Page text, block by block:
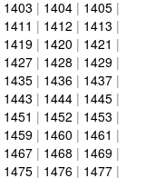
1403 | 1404 | 1405 |
1411 | 1412 | 1413 |
1419 | 1420 | 1421 |
1427 | 1428 | 1429 |
1435 | 1436 | 1437 |
1443 | 1444 | 1445 |
1451 | 1452 | 1453 |
1459 | 1460 | 1461 |
1467 | 1468 | 1469 |
1475 | 1476 | 1477 |